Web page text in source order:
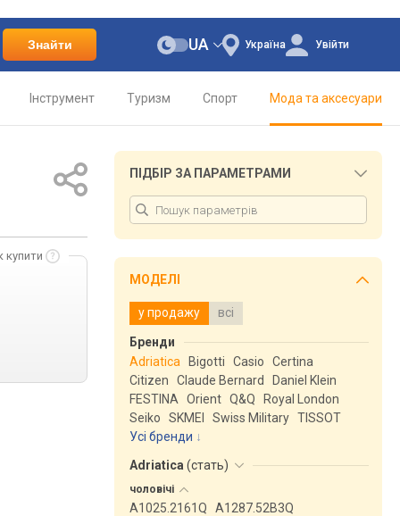
Знайти Україна
UA Увійти
Інструмент Туризм Спорт Мода та аксесуари
купити
ПІДБІР ЗА ПАРАМЕТРАМИ
МОДЕЛІ
у продажу всі
Бренди
Adriatica
Bigotti Casio
Certina
Citizen
Claude Bernard
Daniel Klein
FESTINA
Orient Q&Q
Royal London
Seiko
SKMEI Swiss Military TISSOT
Усі бренди
Adriatica (стать)
чоловічі
A1025.2161Q
A1287.52B3Q